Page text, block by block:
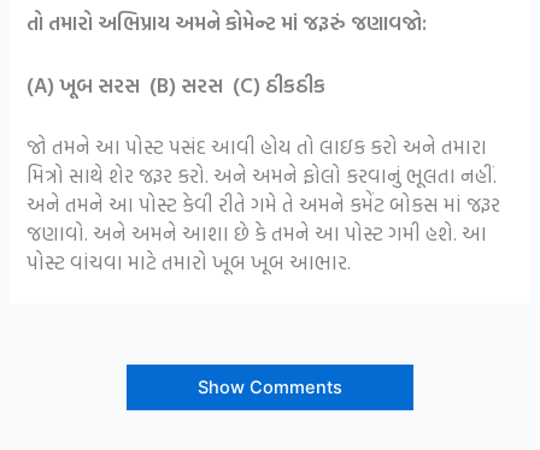
તો તમારો અભિપ્રાય અમને કોમેન્ટ માં જરૂરું જણાવજો:
(A) ખૂબ સરસ (B) સરસ (C) ઠીકઠીક
જો તમને આ પોસ્ટ પસંદ આવી હોય તો લાઇક કરો અને તમારા
મિત્રો સાથે શેર જરૂર કરો. અને અમને ફોલો કરવાનું ભૂલતા નહીં.
અને તમને આ પોસ્ટ કેવી રીતે ગમે તે અમને કમેંટ બોકસ માં જરૂર
જણાવો. અને અમને આશા છે કે તમને આ પોસ્ટ ગમી હશે. આ
પોસ્ટ વાંચવા માટે તમારો ખૂબ ખૂબ આભાર.
Show Comments